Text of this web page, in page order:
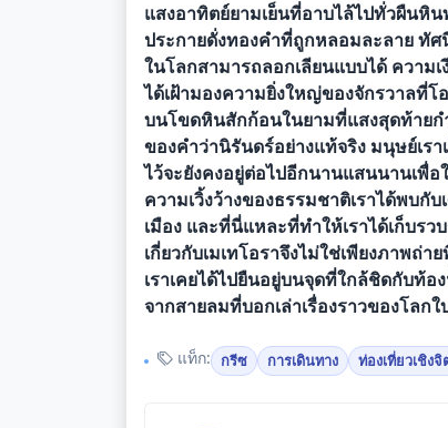
แสงอาทิตย์ยามเย็นที่อาบไล้ไปทั่วผืนหิ
ประกายดั่งทองคำที่ถูกหลอมละลาย ทั
ในโลกสามารถลอกเลียนแบบได้ ความ
ได้เฝ้ามองความยิ่งใหญ่ของจักรวาลที่
บนโขดหินสักก้อนในยามที่แสงสุดท้ายก
ของคำว่านิรันดร์อย่างแท้จริง มนุษย์เร
ไว้จะยังคงอยู่ต่อไปอีกนานแสนนานเพื่
ความเวิ้งว้างของธรรมชาติเราได้พบกั
เมือง และที่นี่แหละที่ทำให้เราได้เก็บร
เกี่ยวกับเมเทโอราจึงไม่ใช่เพียงภาพ
เราเคยได้ไปยืนอยู่บนจุดที่ใกล้ชิดกับท้
จากสายลมที่บอกเล่าเรื่องราวของโล
แท็ก: กรีซ การเดินทาง ท่องเที่ยวเชิ